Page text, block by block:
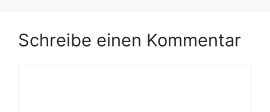
Schreibe einen Kommentar